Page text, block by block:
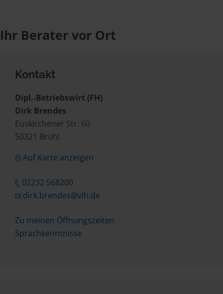
Ihr Berater vor Ort
Kontakt
Dipl.-Betriebswirt (FH)
Dirk Brendes
Euskirchener Str. 60
50321 Brühl
Auf Karte anzeigen
02232 568200
dirk.brendes@vlh.de
Zu meinen Öffnungszeiten
Sprachkenntnisse